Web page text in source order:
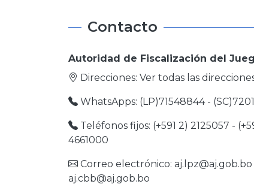
Contacto
Autoridad de Fiscalización del
Direcciones: Ver todas las
WhatsApps: (LP)71548844 -
Teléfonos fijos: (+591 2) 2125057 -
4661000
Correo electrónico: aj.lpz@aj.gob.bo
aj.cbb@aj.gob.bo